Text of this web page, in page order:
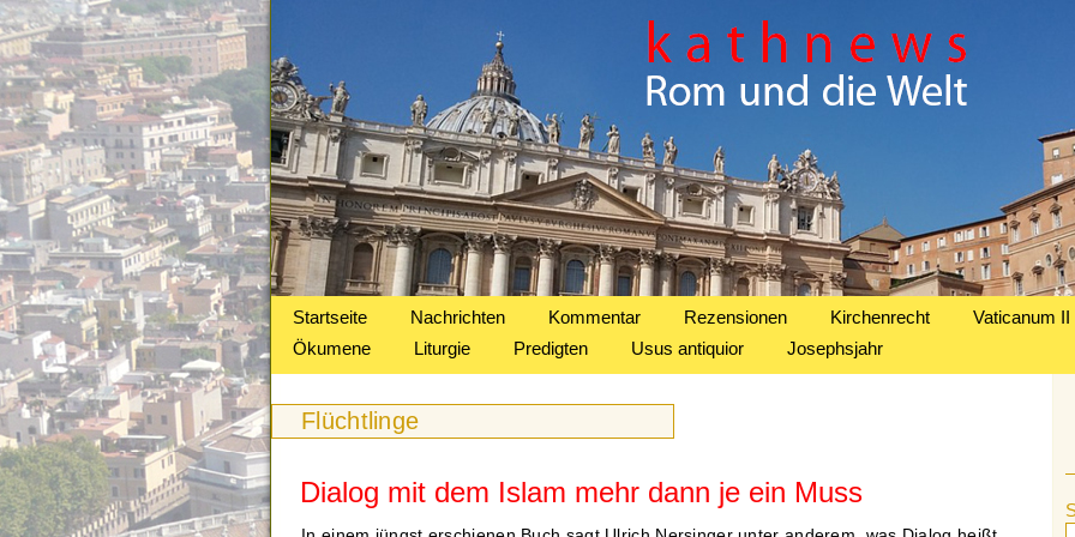
Startseite Nachrichten Kommentar Rezensionen Kirchenrecht
Vaticanum II
Ökumene
Liturgie Predigten Usus antiquior Josephsjahr
Flüchtlinge
Dialog mit dem Islam mehr dann je ein Muss